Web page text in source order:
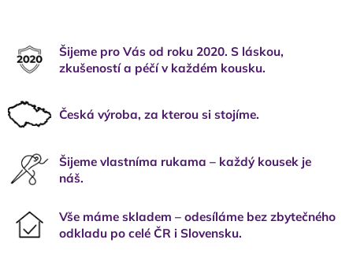
Šijeme pro Vás od roku 2020. S láskou,
zkušeností a péčí v každém kousku.
Česká výroba, za kterou si stojíme.
Šijeme vlastníma rukama – každý kousek je
náš.
Vše máme skladem – odesíláme bez zbytečného
odkladu po celé ČR i Slovensku.